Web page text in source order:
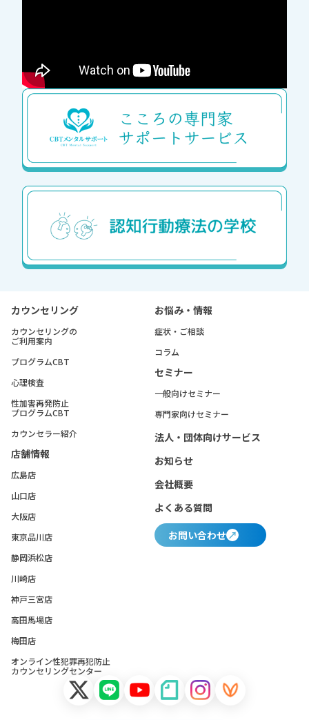
カウンセリング
カウンセリングの
ご利用案内
プログラムCBT
心理検査
性加害再発防止
プログラムCBT
カウンセラー紹介
店舗情報
広島店
山口店
大阪店
東京品川店
静岡浜松店
川崎店
神戸三宮店
高田馬場店
梅田店
オンライン性犯罪再犯防止
カウンセリングセンター
お悩み・情報
症状・ご相談
コラム
セミナー
一般向けセミナー
専門家向けセミナー
法人・団体向けサービス
お知らせ
会社概要
よくある質問
お問い合わせ